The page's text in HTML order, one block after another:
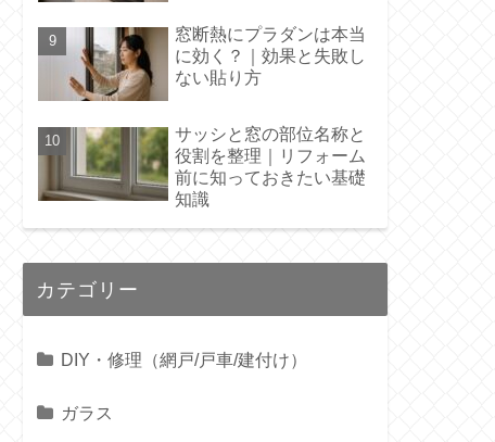
窓断熱にプラダンは本当
に効く？｜効果と失敗し
ない貼り方
サッシと窓の部位名称と
役割を整理｜リフォーム
前に知っておきたい基礎
知識
カテゴリー
DIY・修理（網戸/戸車/建付け）
ガラス